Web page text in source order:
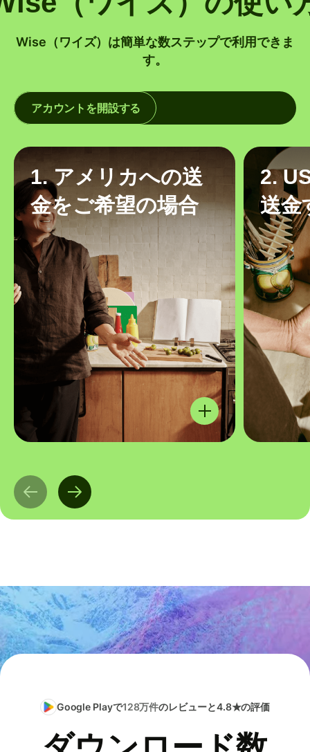
Wise（ワイズ）は簡単な数ステップで利用できま
す。
アカウントを開設する
1. アメリカへの送
金をご希望の場合
2.
送金
Google Playで128万件のレビューと4.8★の評価